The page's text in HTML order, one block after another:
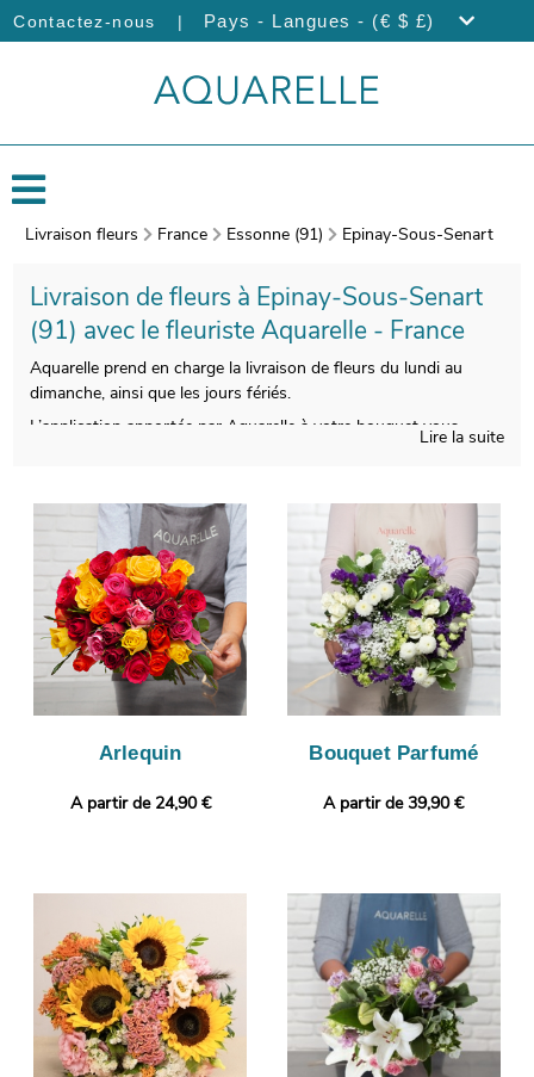
Contactez-nous | Pays - Langues - (€ $ £)
Livraison fleurs France Essonne (91) Epinay-Sous-Senart
Livraison de fleurs à Epinay-Sous-Senart
(91) avec le fleuriste Aquarelle - France
Aquarelle prend en charge la livraison de fleurs du lundi au
dimanche, ainsi que les jours fériés.
L’application apportée par Aquarelle à votre bouquet vous
viendra emballer votre composition florale. Avant de l’envoyer,
votre bouquet sera pris en photo. Nous vous enverrons ensuite
cette photographie par e-mail afin de vous assurer de la
conformité de votre bouquet de fleurs. Finalement, il sera
envoyé en express à Epinay-Sous-Senart. Envie de faire encore
plus plaisir ? Selon vos préférences, votre commande pourra
être personnalisée avec un message ou une photo.
Lire la suite
Arlequin
A partir de 24,90 €
Bouquet Parfumé
A partir de 39,90 €